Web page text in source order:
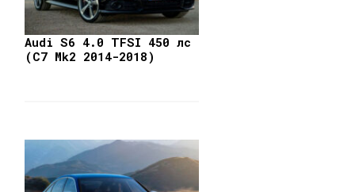
Audi S6 4.0 TFSI 450 лс
(C7 Mk2 2014-2018)